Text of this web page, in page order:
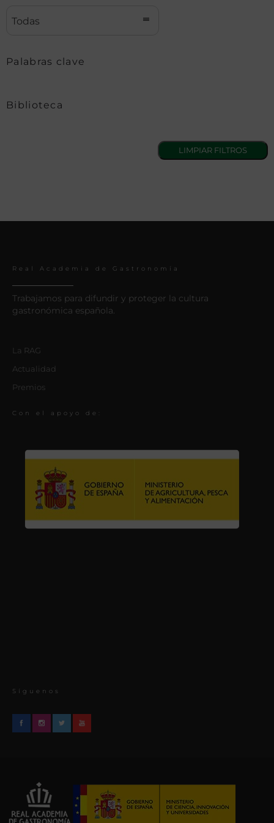
Todas
Palabras clave
Biblioteca
Real Academia de Gastronomía
Trabajamos para difundir y proteger la cultura
gastronómica española.
La RAG
Actualidad
Premios
Con el apoyo de:
Síguenos